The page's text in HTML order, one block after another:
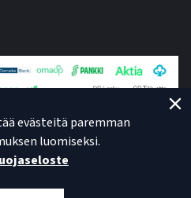
evästeitä paremman
luomiseksi.